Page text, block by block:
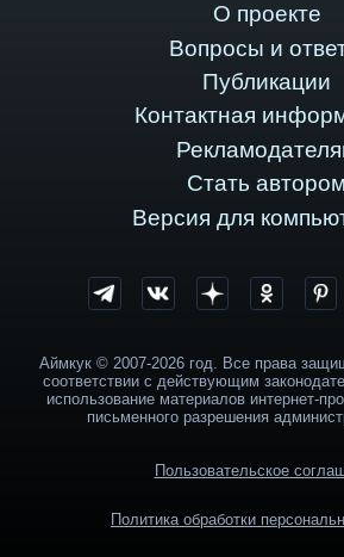
О проекте
Вопросы и
Публикации
Контактная
Стать автором
Версия для
Аймкук © 2007-2026 год. Все права
соответствии с действующим
использование материалов интернет-
письменного разрешения
Пользовательское
Политика обработки